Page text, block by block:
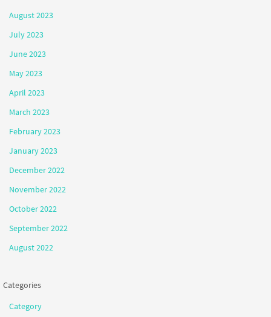
August 2023
July 2023
June 2023
May 2023
April 2023
March 2023
February 2023
January 2023
December 2022
November 2022
October 2022
September 2022
August 2022
Categories
Category